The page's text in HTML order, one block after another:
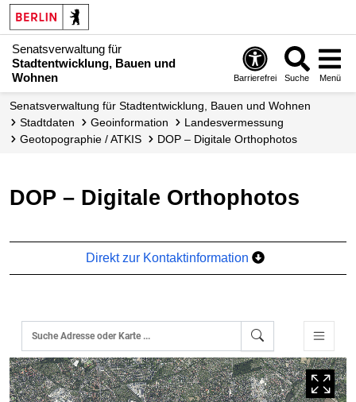
Senatsverwaltung für
Stadtentwicklung, Bauen und
Wohnen
Barrierefrei Suche Menü
Senats­verwaltung für Stadtentwicklung, Bauen und Wohnen
Stadtdaten
Geoinformation
Landes­vermessung
Geotopographie / ATKIS
DOP – Digitale Orthophotos
DOP – Digitale Orthophotos
Direkt zur Kontaktinformation